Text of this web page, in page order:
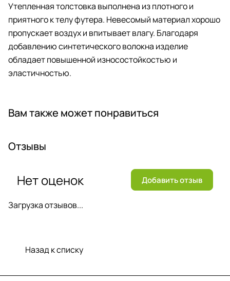
Утепленная толстовка выполнена из плотного и
приятного к телу футера. Невесомый материал хорошо
пропускает воздух и впитывает влагу. Благодаря
добавлению синтетического волокна изделие
обладает повышенной износостойкостью и
эластичностью.
Вам также может понравиться
Отзывы
Загрузка отзывов...
Нет оценок Добавить отзыв
Назад к списку